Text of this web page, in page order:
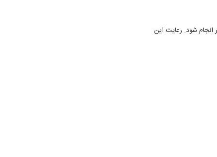
شود. رعایت این